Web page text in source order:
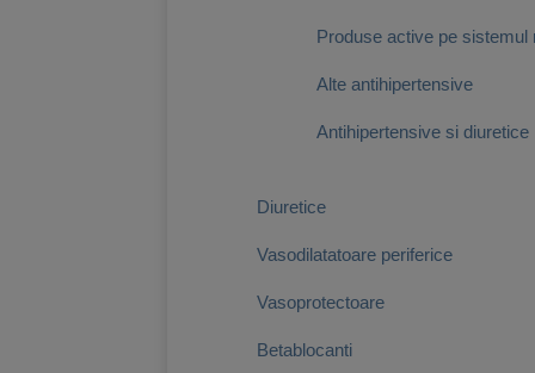
Produse active pe sistemul
Alte antihipertensive
Antihipertensive si diuretice
Diuretice
Vasodilatatoare periferice
Vasoprotectoare
Betablocanti